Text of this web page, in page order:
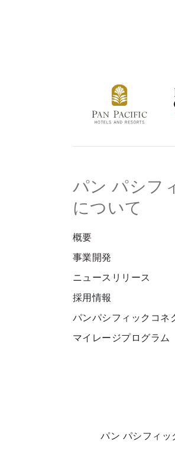
パン パシフ
について
概要
事業開発
ニュースリリース
採用情報
パンパシフィックコネ
マイレージプログラム
パン パシフィッ